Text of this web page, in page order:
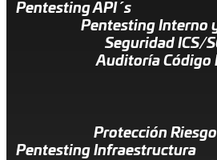
Pentesting API´s
Pentesting Interno
Seguridad ICS/
Auditoría Código
Protección
Pentesting Infraestructura